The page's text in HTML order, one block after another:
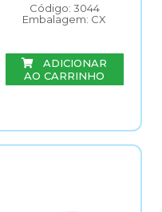
Código: 3044
Embalagem: CX
ADICIONAR
AO CARRINHO